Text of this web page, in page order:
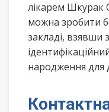
лікарем Шкурак
можна зробити
закладі, взявши
народження для